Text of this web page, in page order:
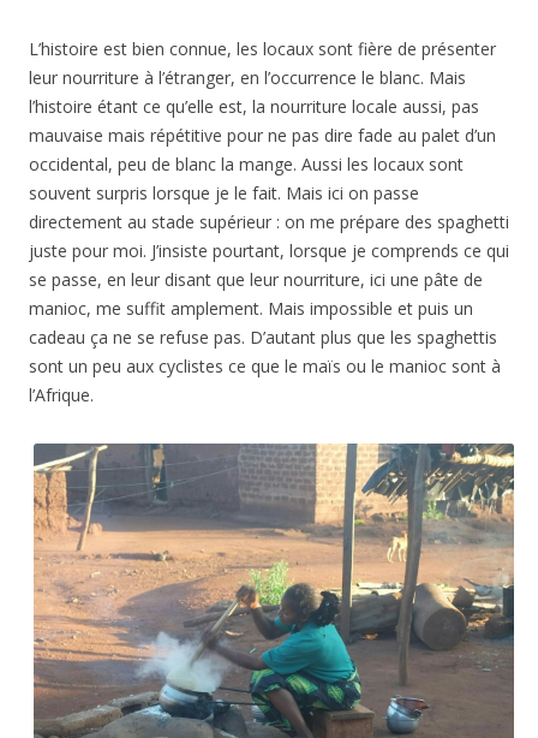
L’histoire est bien connue, les locaux sont fière de présenter
leur nourriture à l’étranger, en l’occurrence le blanc. Mais
l’histoire étant ce qu’elle est, la nourriture locale aussi, pas
mauvaise mais répétitive pour ne pas dire fade au palet d’un
occidental, peu de blanc la mange. Aussi les locaux sont
souvent surpris lorsque je le fait. Mais ici on passe
directement au stade supérieur : on me prépare des spaghetti
juste pour moi. J’insiste pourtant, lorsque je comprends ce qui
se passe, en leur disant que leur nourriture, ici une pâte de
manioc, me suffit amplement. Mais impossible et puis un
cadeau ça ne se refuse pas. D’autant plus que les spaghettis
sont un peu aux cyclistes ce que le maïs ou le manioc sont à
l’Afrique.